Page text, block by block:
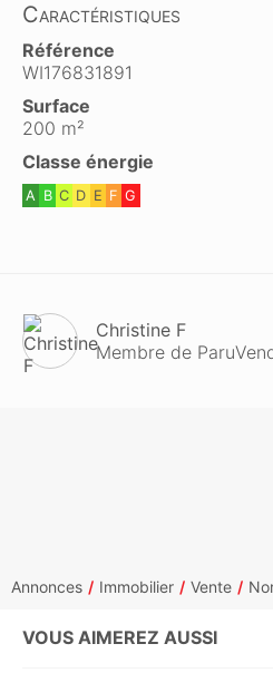
Caractéristiques
Référence
WI176831891
Surface
200 m²
Classe énergie
A B C D E F G
Christine F
Membre de
Annonces Immobilier Vente
VOUS AIMEREZ AUSSI